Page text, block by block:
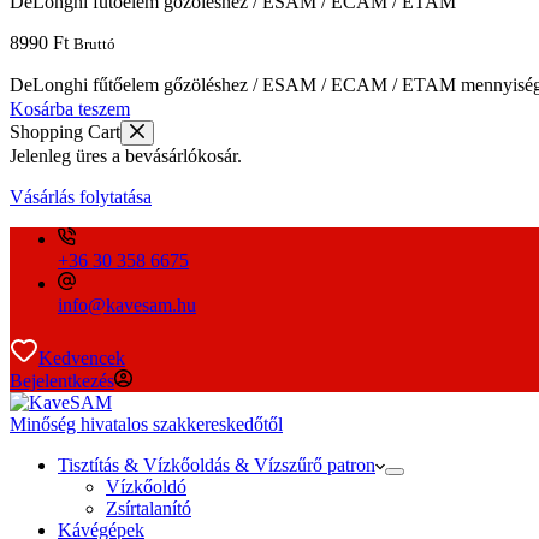
8990 Ft Bruttó
DeLonghi fűtőelem gőzöléshez / ESAM / ECAM / ETAM
Kosárba teszem
Shopping Cart
Jelenleg üres a bevásárlókosár.
Vásárlás folytatása
+36 30 358 6675
info@kavesam.hu
Kedvencek
Bejelentkezés
Minőség hivatalos szakkereskedőtől
Tisztítás & Vízkőoldás & Vízszűrő patron
Vízkőoldó
Zsírtalanító
Kávégépek